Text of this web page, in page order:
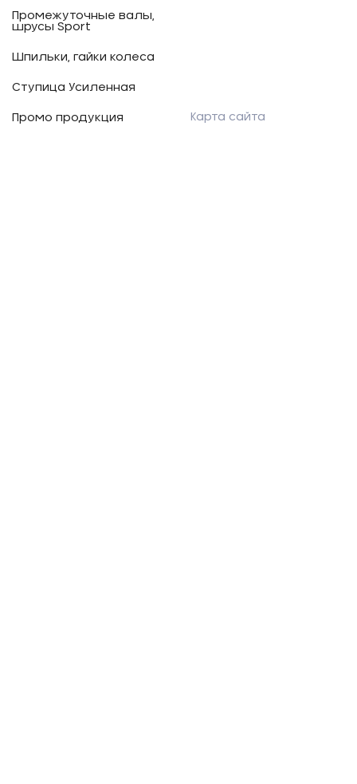
Промежуточные валы,
шрусы Sport
Шпильки, гайки колеса
Ступица Усиленная
Промо продукция Карта сайта